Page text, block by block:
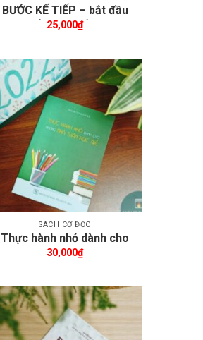
BƯỚC KẾ TIẾP – bắt đầu
đời sống Cơ Đốc nhân
25,000₫
Thêm wishlist
SÁCH CƠ ĐỐC
Thực hành nhỏ dành cho
những nhà thần học trẻ
30,000₫